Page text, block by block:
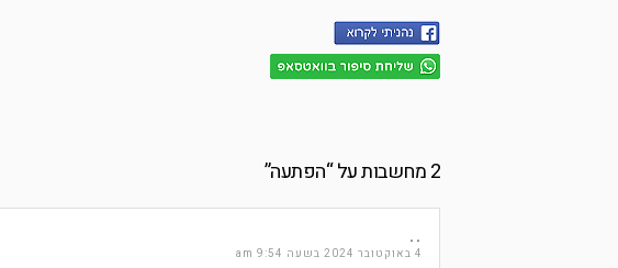
2 מחשבות על “ הפתעה”
..
4 באוקטובר 2024 בשעה 9:54 am